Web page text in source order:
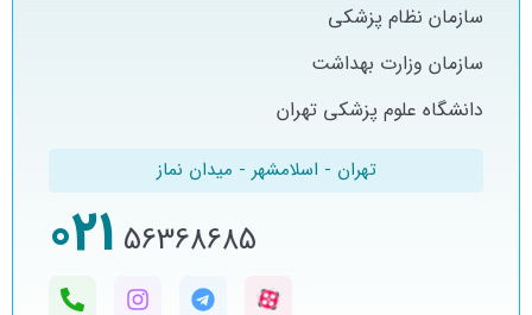
سازمان نظام پزشکی
سازمان وزارت بهداشت
دانشگاه علوم پزشکی تهران
تهران - اسلامشهر - میدان نماز
56368685
021